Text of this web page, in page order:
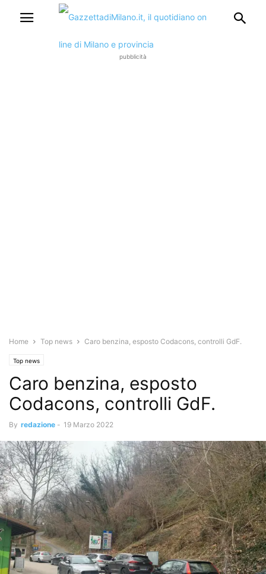
pubblicità
Home Top news Caro benzina, esposto Codacons, controlli GdF.
Top news
Caro benzina, esposto
Codacons, controlli GdF.
By redazione - 19 Marzo 2022